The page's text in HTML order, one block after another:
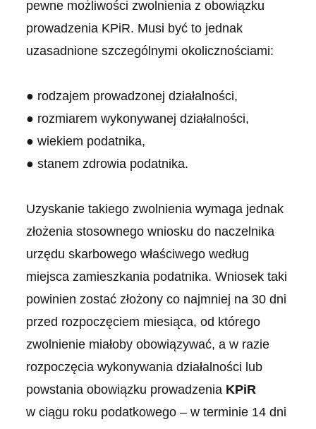
pewne możliwości zwolnienia z obowiązku
prowadzenia KPiR. Musi być to jednak
uzasadnione szczególnymi okolicznościami:
● rodzajem prowadzonej działalności,
● rozmiarem wykonywanej działalności,
● wiekiem podatnika,
● stanem zdrowia podatnika.
Uzyskanie takiego zwolnienia wymaga jednak
złożenia stosownego wniosku do naczelnika
urzędu skarbowego właściwego według
miejsca zamieszkania podatnika. Wniosek taki
powinien zostać złożony co najmniej na 30 dni
przed rozpoczęciem miesiąca, od którego
zwolnienie miałoby obowiązywać, a w razie
rozpoczęcia wykonywania działalności lub
powstania obowiązku prowadzenia KPiR
w ciągu roku podatkowego – w terminie 14 dni